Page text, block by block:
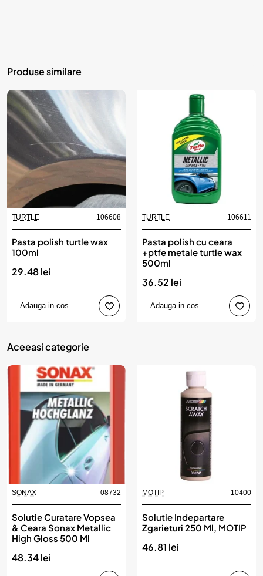
Produse similare
TURTLE 106608
Pasta polish turtle wax
100ml
29.48 lei
Adauga in cos
TURTLE 106611
Pasta polish cu ceara
+ptfe metale turtle wax
500ml
36.52 lei
Adauga in cos
Aceeasi categorie
SONAX 08732
Solutie Curatare Vopsea
& Ceara Sonax Metallic
High Gloss 500 Ml
48.34 lei
MOTIP 10400
Solutie Indepartare
Zgarieturi 250 Ml, MOTIP
46.81 lei